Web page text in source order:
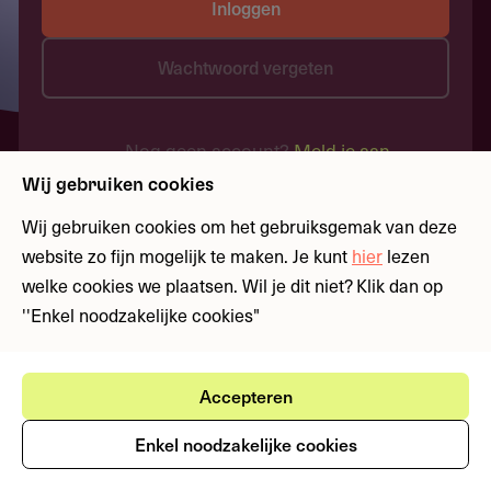
Inloggen
Wachtwoord vergeten
Nog geen account?Meld je aan
Wij gebruiken cookies
Wij gebruiken cookies om het gebruiksgemak van deze
website zo fijn mogelijk te maken. Je kunt hier lezen
welke cookies we plaatsen. Wil je dit niet? Klik dan op
''Enkel noodzakelijke cookies"
Accepteren
Enkel noodzakelijke cookies